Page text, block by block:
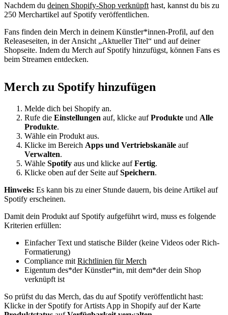
Nachdem du deinen Shopify-Shop verknüpft hast, kannst du bis zu
250 Merchartikel auf Spotify veröffentlichen.
Fans finden dein Merch in deinem Künstler*innen-Profil, auf den
Releaseseiten, in der Ansicht „Aktueller Titel“ und auf deiner
Shopseite. Indem du Merch auf Spotify hinzufügst, können Fans es
beim Streamen entdecken.
Merch zu Spotify hinzufügen
Melde dich bei Shopify an.
Rufe die Einstellungen auf, klicke aufProdukte und Alle
Produkte.
Wähle ein Produkt aus.
Klicke im Bereich Apps und Vertriebskanäle auf
Verwalten.
Wähle Spotify aus und klicke aufFertig.
Klicke oben auf der Seite aufSpeichern.
Hinweis: Es kann bis zu einer Stunde dauern, bis deine Artikel auf
Spotify erscheinen.
Damit dein Produkt auf Spotify aufgeführt wird, muss es folgende
Kriterien erfüllen:
Einfacher Text und statische Bilder (keine Videos oder Rich-
Formatierung)
Compliance mit Richtlinien für Merch
Eigentum des*der Künstler*in, mit dem*der dein Shop
verknüpft ist
So prüfst du das Merch, das du auf Spotify veröffentlicht hast:
Klicke in der Spotify for Artists App in Shopify auf der Karte